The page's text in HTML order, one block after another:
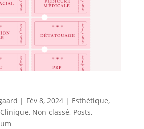
| Fév 8, 2024| Esthétique,
, Non classé, Posts,